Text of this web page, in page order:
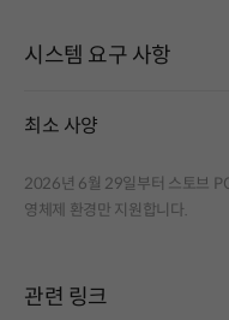
시스템 요구 사항
최소 사양
2026년 6월 29일부터 스토브
영체제 환경만 지원합니다.
관련 링크